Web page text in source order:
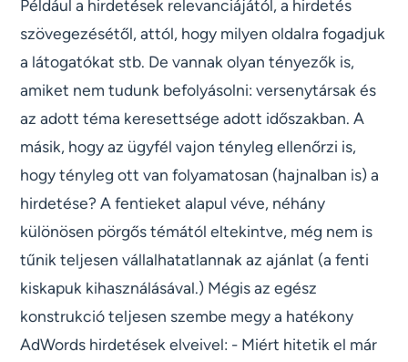
Például a hirdetések relevanciájától, a hirdetés
szövegezésétől, attól, hogy milyen oldalra fogadjuk
a látogatókat stb. De vannak olyan tényezők is,
amiket nem tudunk befolyásolni: versenytársak és
az adott téma keresettsége adott időszakban. A
másik, hogy az ügyfél vajon tényleg ellenőrzi is,
hogy tényleg ott van folyamatosan (hajnalban is) a
hirdetése? A fentieket alapul véve, néhány
különösen pörgős témától eltekintve, még nem is
tűnik teljesen vállalhatatlannak az ajánlat (a fenti
kiskapuk kihasználásával.) Mégis az egész
konstrukció teljesen szembe megy a hatékony
AdWords hirdetések elveivel: - Miért hitetik el már